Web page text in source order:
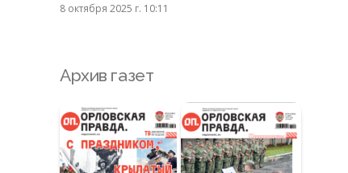
8 октября 2025 г. 10:11
Архив газет